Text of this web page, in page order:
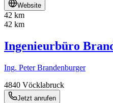
Website
42 km
42 km
Ingenieurbüro
Ing. Peter Brandenburger
4840 Vöcklabruck
Jetzt anrufen